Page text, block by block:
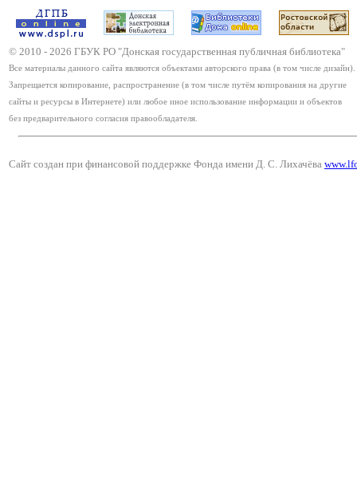
© 2010 - 2026 ГБУК РО "Донская государственная публичная библиотека"
Все материалы данного сайта являются объектами авторского права (в том числе дизайн).
Запрещается копирование, распространение (в том числе путём копирования на другие
сайты и ресурсы в Интернете) или любое иное использование информации и объектов
без предварительного согласия правообладателя.
Сайт создан при финансовой поддержке Фонда имени Д. С. Лихачёва